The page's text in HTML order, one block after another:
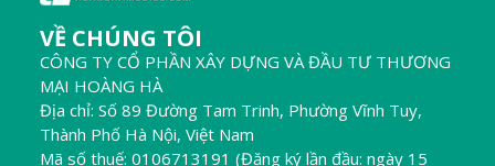
VỀ CHÚNG TÔI
CÔNG TY CỔ PHẦN XÂY DỰNG VÀ ĐẦU TƯ THƯƠNG
MẠI HOÀNG HÀ
Địa chỉ: Số 89 Đường Tam Trinh, Phường Vĩnh Tuy,
Thành Phố Hà Nội, Việt Nam
Mã số thuế: 0106713191 (Đăng ký lần đầu: ngày 15